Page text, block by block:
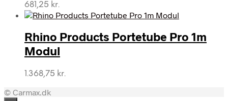
681,25 kr.
Rhino Products Portetube Pro 1m
Modul
1.368,75 kr.
© Carmax.dk